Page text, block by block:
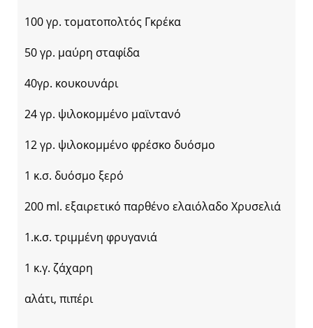
100 γρ. τοματοπολτός Γκρέκα
50 γρ. μαύρη σταφίδα
40γρ. κουκουνάρι
24 γρ. ψιλοκομμένο μαϊντανό
12 γρ. ψιλοκομμένο φρέσκο δυόσμο
1 κ.σ. δυόσμο ξερό
200 ml. εξαιρετικό παρθένο ελαιόλαδο Χρυσελιά
1.κ.σ. τριμμένη φρυγανιά
1 κ.γ. ζάχαρη
αλάτι, πιπέρι